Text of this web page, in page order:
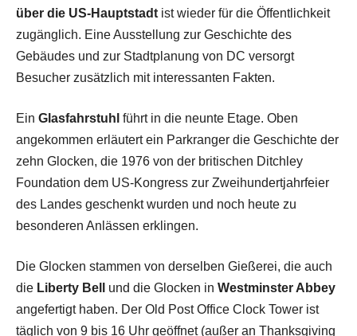
über die US-Hauptstadt ist wieder für die Öffentlichkeit
zugänglich. Eine Ausstellung zur Geschichte des
Gebäudes und zur Stadtplanung von DC versorgt
Besucher zusätzlich mit interessanten Fakten.
Ein Glasfahrstuhl führt in die neunte Etage. Oben
angekommen erläutert ein Parkranger die Geschichte der
zehn Glocken, die 1976 von der britischen Ditchley
Foundation dem US-Kongress zur Zweihundertjahrfeier
des Landes geschenkt wurden und noch heute zu
besonderen Anlässen erklingen.
Die Glocken stammen von derselben Gießerei, die auch
die Liberty Bell und die Glocken in Westminster Abbey
angefertigt haben. Der Old Post Office Clock Tower ist
täglich von 9 bis 16 Uhr geöffnet (außer an Thanksgiving